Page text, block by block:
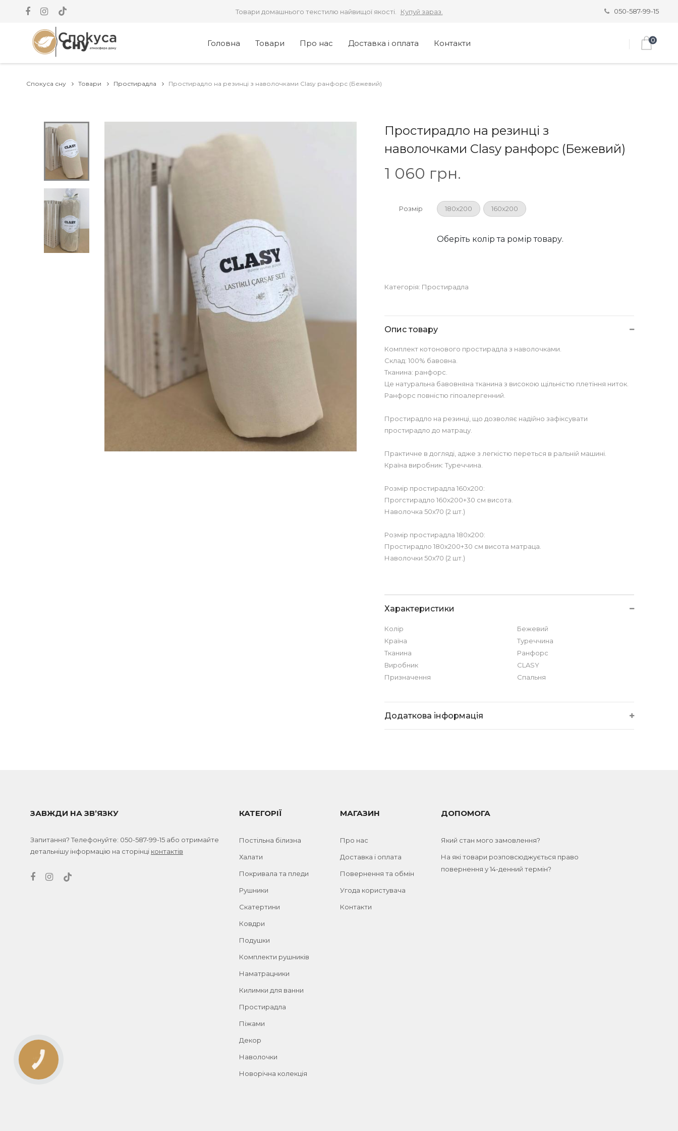
Товари домашнього текстилю найвищої якості. Купуй зараз. 050-587-99-15
Головна Товари Про нас Доставка і оплата Контакти 0
Спокуса сну Товари Простирадла Простирадло на резинці з наволочками Clasy ранфорс (Бежевий)
Простирадло на резинці з
наволочками Clasy ранфорс (Бежевий)
1 060 грн.
Розмір 180х200 160х200
Оберіть колір та ромір товару.
Категорія: Простирадла
Опис товару
Комплект котонового простирадла з наволочками.
Склад: 100% бавовна.
Тканина: ранфорс.
Це натуральна бавовняна тканина з високою щільністю плетіння ниток.
Ранфорс повністю гіпоалергенний.
Простирадло на резинці, що дозволяє надійно зафіксувати
простирадло до матрацу.
Практичне в догляді, адже з легкістю переться в ральній машині.
Країна виробник: Туреччина.
Розмір простирадла 160х200:
Прогстирадло 160х200+30 см висота.
Наволочка 50х70 (2 шт.)
Розмір простирадла 180х200:
Простирадло 180х200+30 см висота матраца.
Наволочки 50х70 (2 шт.)
Характеристики
Колір
Бежевий
Країна
Туреччина
Тканина
Ранфорс
Виробник
CLASY
Призначення
Спальня
Додаткова інформація
ЗАВЖДИ НА ЗВ’ЯЗКУ
Запитання? Телефонуйте: 050-587-99-15 або отримайте
детальнішу інформацію на сторінці контактів
КАТЕГОРІЇ
Постільна білизна
Халати
Покривала та пледи
Рушники
Скатертини
Ковдри
Подушки
Комплекти рушників
Наматрацники
Килимки для ванни
Простирадла
Піжами
Декор
Наволочки
Новорічна колекція
МАГАЗИН
Про нас
Доставка і оплата
Повернення та обмін
Угода користувача
Контакти
ДОПОМОГА
Який стан мого замовлення?
На які товари розповсюджується право
повернення у 14-денний термін?
КНОПКА
ЗВ'ЯЗКУ